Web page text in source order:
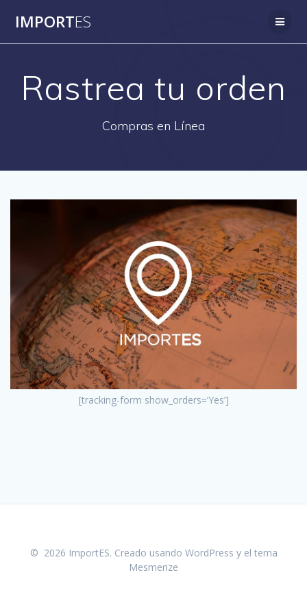
IMPORTES
Rastrea tu orden
Compras en Línea
[tracking-form show_orders=’Yes’]
© 2026 ImportES. Creado usando WordPress y el tema
Mesmerize